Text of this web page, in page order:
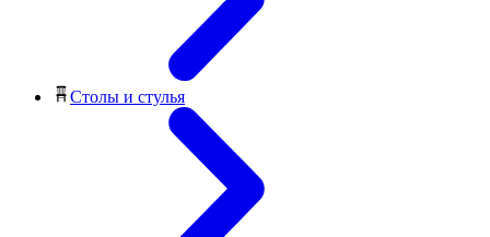
Столы и стулья